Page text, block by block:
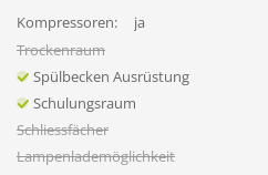
Kompressoren:
ja
Trockenraum
Spülbecken Ausrüstung
Schulungsraum
Schliessfächer
Lampenlademöglichkeit